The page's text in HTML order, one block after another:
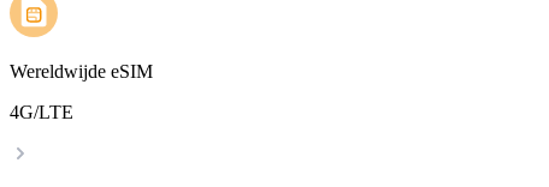
Wereldwijde eSIM
4G/LTE